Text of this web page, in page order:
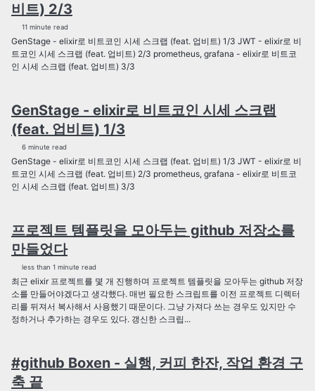
비트) 2/3
11 minute read
GenStage - elixir로 비트코인 시세 스크랩 (feat. 업비트) 1/3 JWT - elixir로 비
트코인 시세 스크랩 (feat. 업비트) 2/3 prometheus, grafana - elixir로 비트코
인 시세 스크랩 (feat. 업비트) 3/3
GenStage - elixir로 비트코인 시세 스크랩
(feat. 업비트) 1/3
6 minute read
GenStage - elixir로 비트코인 시세 스크랩 (feat. 업비트) 1/3 JWT - elixir로 비
트코인 시세 스크랩 (feat. 업비트) 2/3 prometheus, grafana - elixir로 비트코
인 시세 스크랩 (feat. 업비트) 3/3
프로젝트 템플릿을 모아두는 github 저장소를
만들었다
less than 1 minute read
최근 elixir 프로젝트를 몇 개 진행하며 프로젝트 템플릿을 모아두는 github 저장
소를 만들어야겠다고 생각했다. 매번 필요한 스크립트를 이전 프로젝트 디렉터
리를 뒤져서 복사해서 사용했기 때문이다. 그냥 가져다 쓰는 경우도 있지만 수
정하거나 추가하는 경우도 있다. 갱신한 스크립...
#github Boxen - 실행, 커피 한잔, 작업 환경 구
축 끝